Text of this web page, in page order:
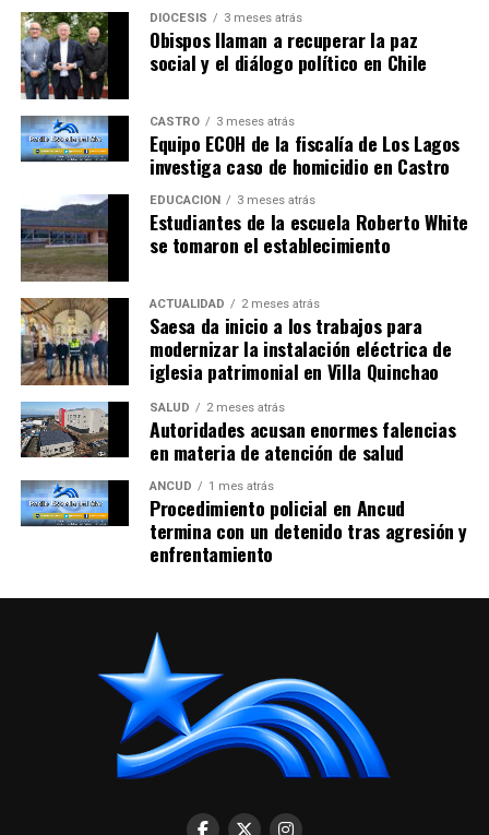
DIÓCESIS 3 meses atrás
Obispos llaman a recuperar la paz
social y el diálogo político en Chile
CASTRO 3 meses atrás
Equipo ECOH de la fiscalía de Los Lagos
investiga caso de homicidio en Castro
EDUCACIÓN 3 meses atrás
Estudiantes de la escuela Roberto White
se tomaron el establecimiento
ACTUALIDAD 2 meses atrás
Saesa da inicio a los trabajos para
modernizar la instalación eléctrica de
iglesia patrimonial en Villa Quinchao
SALUD 2 meses atrás
Autoridades acusan enormes falencias
en materia de atención de salud
ANCUD 1 mes atrás
Procedimiento policial en Ancud
termina con un detenido tras agresión y
enfrentamiento